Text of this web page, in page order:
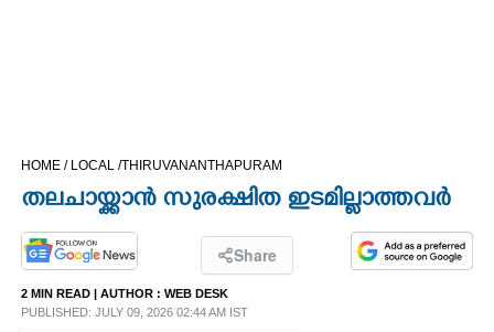
OPINION
PHOTOS
HOME / LOCAL /THIRUVANANTHAPURAM
തലചായ്ക്കാൻ സുരക്ഷിത ഇടമില്ലാത്തവർ
Share
2 MIN READ | AUTHOR : WEB DESK
PUBLISHED: JULY 09, 2026 02:44 AM IST